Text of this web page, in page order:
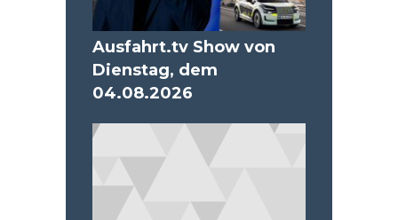
Ausfahrt.tv Show von
Dienstag, dem
04.08.2026